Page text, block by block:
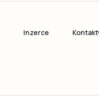
Inzerce